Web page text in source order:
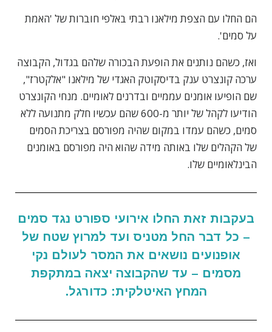
הם החלו עם הצפת מילאנו רבתי באלפי חוברות של 'האמת
על סמים'.
ואז, כשהם נותנים את הופעת הבכורה שלהם בגדול, הקבוצה
ערכה קונצרט ענק בדיסקוטק האגדי של מילאנו "אלקטרז",
שם הופיעו אומנים עממיים ובדרנים לאומיים. מנחי הקונצרט
הודיעו לקהל של יותר מ-600 שהם עכשיו חלק מתנועה ללא
סמים, כשהם עמדו במקום שהיה מפורסם בצריכת הסמים
של הקהלים שלו באותה מידה שהוא היה מפורסם באומנים
הבינלאומיים שלו.
בעקבות זאת החלו אירועי ספורט נגד סמים
– כל דבר החל מטניס ועד למרוץ שטח של
אופנועים נושאים את המסר לעולם נקי
מסמים – עד שהקבוצה יצאה במתקפת
המחץ האיטלקית: כדורגל.